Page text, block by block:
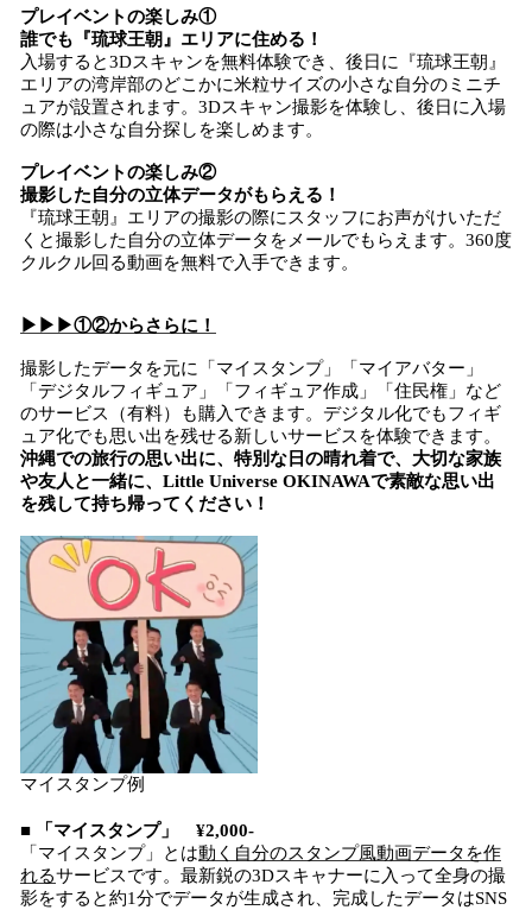
プレイベントの楽しみ①
誰でも『琉球王朝』エリアに住める！
入場すると3Dスキャンを無料体験でき、後日に『琉球王朝』
エリアの湾岸部のどこかに米粒サイズの小さな自分のミニチ
ュアが設置されます。3Dスキャン撮影を体験し、後日に入場
の際は小さな自分探しを楽しめます。
プレイベントの楽しみ②
撮影した自分の立体データがもらえる！
『琉球王朝』エリアの撮影の際にスタッフにお声がけいただ
くと撮影した自分の立体データをメールでもらえます。360度
クルクル回る動画を無料で入手できます。
▶︎▶︎▶︎①②からさらに！
撮影したデータを元に「マイスタンプ」「マイアバター」
「デジタルフィギュア」「フィギュア作成」「住民権」など
のサービス（有料）も購入できます。デジタル化でもフィギ
ュア化でも思い出を残せる新しいサービスを体験できます。
沖縄での旅行の思い出に、特別な日の晴れ着で、大切な家族
や友人と一緒に、Little Universe OKINAWAで素敵な思い出
を残して持ち帰ってください！
マイスタンプ例
■ 「マイスタンプ」 ¥2,000-
「マイスタンプ」とは動く自分のスタンプ風動画データを作
れるサービスです。最新鋭の3Dスキャナーに入って全身の撮
影をすると約1分でデータが生成され、完成したデータはSNS